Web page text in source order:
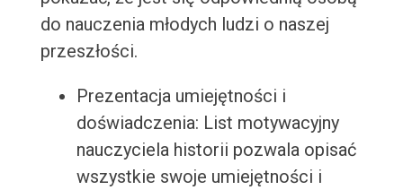
do nauczenia młodych ludzi o naszej
przeszłości.
Prezentacja umiejętności i
doświadczenia: List motywacyjny
nauczyciela historii pozwala opisać
wszystkie swoje umiejętności i